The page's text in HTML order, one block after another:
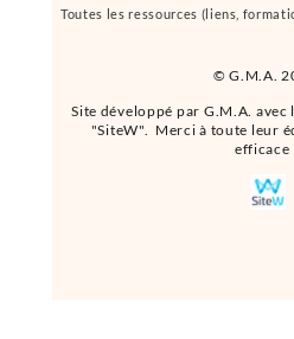
© G.M.A.
Site développé par G.M.A.
"SiteW". Merci à toute leur
efficace
Toutes les ressources (liens,